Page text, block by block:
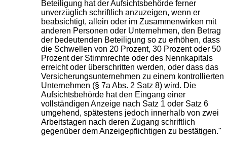
Beteiligung hat der Aufsichtsbehörde ferner
unverzüglich schriftlich anzuzeigen, wenn er
beabsichtigt, allein oder im Zusammenwirken mit
anderen Personen oder Unternehmen, den Betrag
der bedeutenden Beteiligung so zu erhöhen, dass
die Schwellen von 20 Prozent, 30 Prozent oder 50
Prozent der Stimmrechte oder des Nennkapitals
erreicht oder überschritten werden, oder dass das
Versicherungsunternehmen zu einem kontrollierten
Unternehmen (§7a Abs. 2 Satz 8) wird. Die
Aufsichtsbehörde hat den Eingang einer
vollständigen Anzeige nach Satz 1 oder Satz 6
umgehend, spätestens jedoch innerhalb von zwei
Arbeitstagen nach deren Zugang schriftlich
gegenüber dem Anzeigepflichtigen zu bestätigen."